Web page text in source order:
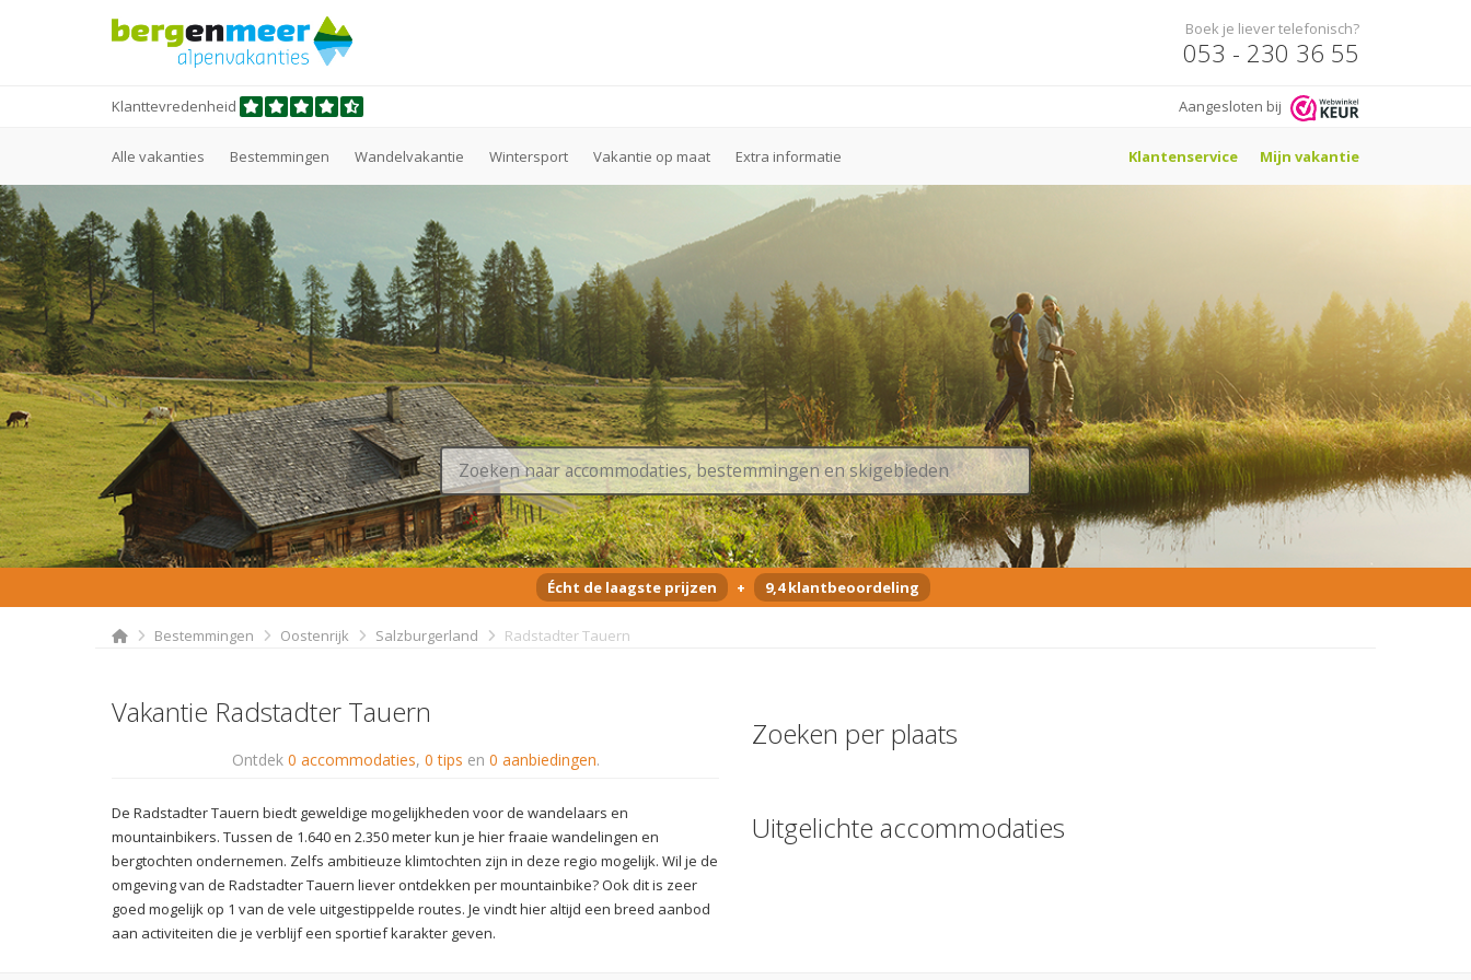
Boek je liever telefonisch?
053 - 230 36 55
Klanttevredenheid Aangesloten bij
Alle vakanties Bestemmingen Wandelvakantie Wintersport Vakantie op maat Extra informatie Klantenservice Mijn vakantie
Écht de laagste prijzen + 9,4 klantbeoordeling
Bestemmingen Oostenrijk Salzburgerland Radstadter Tauern
Vakantie Radstadter Tauern
Ontdek 0 accommodaties, 0 tips en 0 aanbiedingen.
De Radstadter Tauern biedt geweldige mogelijkheden voor de wandelaars en
mountainbikers. Tussen de 1.640 en 2.350 meter kun je hier fraaie wandelingen en
bergtochten ondernemen. Zelfs ambitieuze klimtochten zijn in deze regio mogelijk. Wil je de
omgeving van de Radstadter Tauern liever ontdekken per mountainbike? Ook dit is zeer
goed mogelijk op 1 van de vele uitgestippelde routes. Je vindt hier altijd een breed aanbod
aan activiteiten die je verblijf een sportief karakter geven.
Zoeken per plaats
Uitgelichte accommodaties